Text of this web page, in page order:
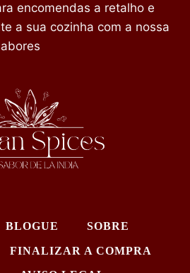
encomendas a retalho e
a sua cozinha com a nossa
BLOGUE SOBRE
FINALIZAR A COMPRA